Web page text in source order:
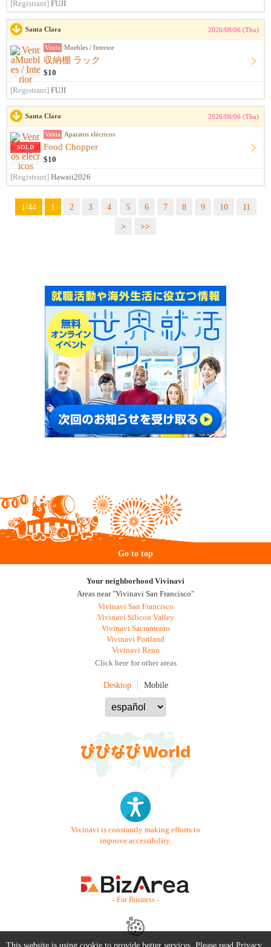
[Registrant] FUJI
Santa Clara 2026/08/06 (Thu)
Venta Muebles / Interior
収納棚 ラック
$10
[Registrant] FUJI
Santa Clara 2026/08/06 (Thu)
SOLD
Venta Aparatos elécricos
Food Chopper
$10
[Registrant] Hawaii2026
1/44 1 2 3 4 5 6 7 8 9 10
11
>
>>
Go to top
Your neighborhood Vivinavi
Areas near "Vivinavi San Francisco"
Vivinavi San Francisco
Vivinavi Silicon Valley
Vivinavi Sacramento
Vivinavi Portland
Vivinavi Reno
Click here for other areas
Desktop Mobile
Vivinavi is constantly making efforts to
improve accessibility.
- For Business -